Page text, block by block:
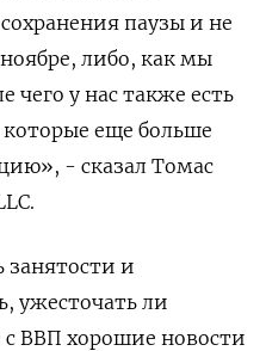
паузы и не
либо, как мы
чего у нас также есть
еще больше
- сказал Томас
занятости и
ужесточать ли
с ВВП хорошие новости